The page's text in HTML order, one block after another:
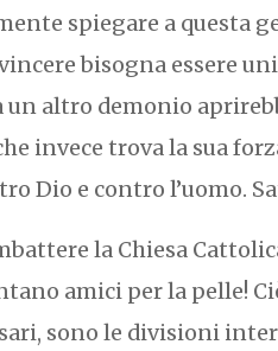
spiegare a questa
bisogna essere
un altro demonio
invece trova la sua
Dio e contro l’uomo.
la Chiesa
amici per la pelle!
sono le divisioni